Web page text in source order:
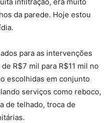
infiltração, era muito
da parede. Hoje estou
para as intervenções
R$7 mil para R$11 mil no
escolhidas em conjunto
serviços como reboco,
de telhado, troca de